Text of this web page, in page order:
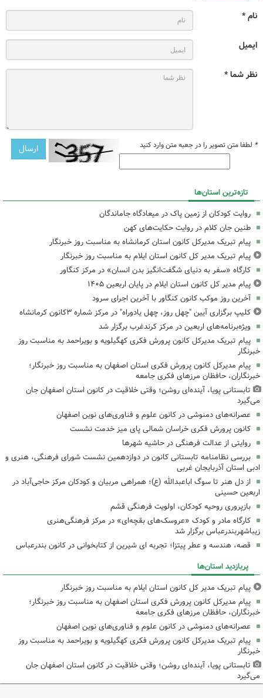
نام *
ایمیل
نظر شما *
* لطفا متن تصویر را در جعبه متن وارد کنید
تازه‌ترین استان‌ها
روایت کودکان از زمین پاک در میعادگاه جاماندگان
طنین جان کلام در روایت حکایت‌های کهن
پیام تبریک مدیرکل کانون استان کرمانشاه به مناسبت روز خبرنگار
پیام تبریک مدیر کل کانون استان ایلام به مناسبت روز خبرنگار
کارگاه «سفر به دنیای شگفت‌انگیز بدن انسان» در مرکز کنگاور
پیام مدیر کل کانون استان ایلام در پایان اربعین ۱۴۰۵
آخرین روز موکب کانون کنگاور با آخرین اجرای سرود
کلیپ برگزاری آیین "چهل روز، چهل یادوراه" در مرکز شماره ۳کانون کرمانشاه
ویژه‌برنامه‌های اربعین در مرکز کرندغرب برگزار شد
پیام تبریک مدیرکل کانون پرورش فکری کهگیلویه و بویراحمد به مناسبت روز
خبرنگار
پیام مدیرکل کانون پرورش فکری استان اصفهان به مناسبت روز خبرنگار؛
خبرنگاران، حافظان مرزهای فکری جامعه
تابستانی پویا، آینده‌ای روشن؛ وقتی خلاقیت در کانون استان اصفهان جان
می‌گیرد
عصرانه‌های دمنوشی در کانون علوم و فناوری‌های نوین اصفهان
کانون پرورش فکری خراسان شمالی پای میز خدمت نشست
روایتی از عدالت فرهنگی در حاشیه شهرها
بررسی نظامنامه تابستانی کانون در دوازدهمین نشست شورای فرهنگی، هنری و
ادبی استان آذربایجان غربی
از دل هنر تا سوگ اباعبدالله (ع)؛ همراهی مربیان و کودکان مرکز حاجی‌آباد در
اربعین حسینی
بازپروری روحیه کودکان، اولویت فرهنگی قشم
کارگاه مادر و کودک «عروسک‌های بقچه‌ای» در مرکز فرهنگی‌هنری
زیباشهربندرعباس برگزار شد
قصه، هندسه و عطر پیتزا؛ تجربه ای شیرین از کتابخوانی در کانون بندرعباس
پربازدید استان‌ها
پیام تبریک مدیر کل کانون استان ایلام به مناسبت روز خبرنگار
پیام مدیرکل کانون پرورش فکری استان اصفهان به مناسبت روز خبرنگار؛
خبرنگاران، حافظان مرزهای فکری جامعه
عصرانه‌های دمنوشی در کانون علوم و فناوری‌های نوین اصفهان
پیام تبریک مدیرکل کانون پرورش فکری کهگیلویه و بویراحمد به مناسبت روز
خبرنگار
تابستانی پویا، آینده‌ای روشن؛ وقتی خلاقیت در کانون استان اصفهان جان
می‌گیرد